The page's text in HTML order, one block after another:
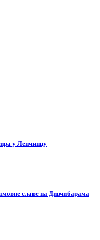
у Лепчинцу
славе на Дивчибарама